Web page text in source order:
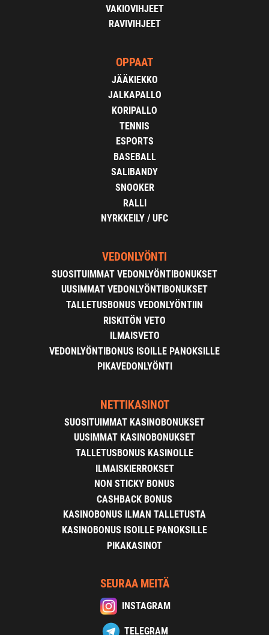
VAKIOVIHJEET
RAVIVIHJEET
OPPAAT
JÄÄKIEKKO
JALKAPALLO
KORIPALLO
TENNIS
ESPORTS
BASEBALL
SALIBANDY
SNOOKER
RALLI
NYRKKEILY / UFC
VEDONLYÖNTI
SUOSITUIMMAT VEDONLYÖNTIBONUKSET
UUSIMMAT VEDONLYÖNTIBONUKSET
TALLETUSBONUS VEDONLYÖNTIIN
RISKITÖN VETO
ILMAISVETO
VEDONLYÖNTIBONUS ISOILLE PANOKSILLE
PIKAVEDONLYÖNTI
NETTIKASINOT
SUOSITUIMMAT KASINOBONUKSET
UUSIMMAT KASINOBONUKSET
TALLETUSBONUS KASINOLLE
ILMAISKIERROKSET
NON STICKY BONUS
CASHBACK BONUS
KASINOBONUS ILMAN TALLETUSTA
KASINOBONUS ISOILLE PANOKSILLE
PIKAKASINOT
SEURAA MEITÄ
INSTAGRAM
TELEGRAM